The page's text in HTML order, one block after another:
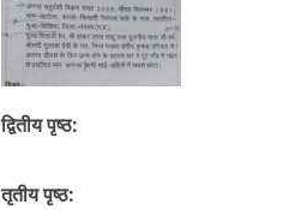
द्वितीय पृष्ठ:
तृतीय पृष्ठ: